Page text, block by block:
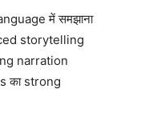
में समझाना
storytelling
narration
का strong